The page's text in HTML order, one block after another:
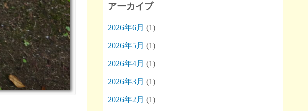
アーカイブ
2026年6月 (1)
2026年5月 (1)
2026年4月 (1)
2026年3月 (1)
2026年2月 (1)